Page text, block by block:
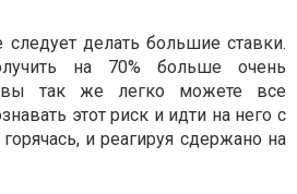
следует делать большие ставки.
на 70% больше очень
вы так же легко можете все
этот риск и идти на него с
и реагируя сдержано на